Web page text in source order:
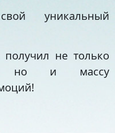
уникальный
не только
но и массу